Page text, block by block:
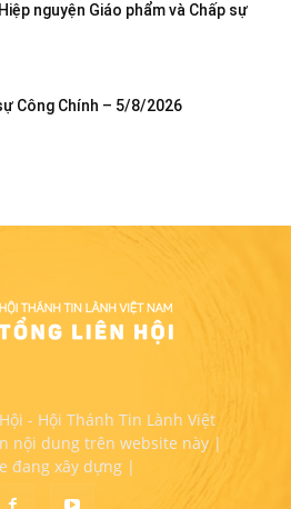
nguyện Giáo phẩm và Chấp sự
Công Chính – 5/8/2026
- Hội Thánh Tin Lành Việt
nội dung trên website này |
đang xây dựng |